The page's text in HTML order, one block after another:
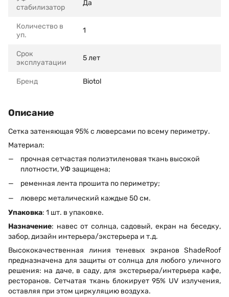
стабилизатор
Да
Количество в
уп.
1
Срок
эксплуатации
5 лет
Бренд Biotol
Описание
Сетка затеняющая 95% с люверсами по всему периметру.
Материал:
прочная сетчастая полиэтиленовая ткань высокой
плотности, УФ защищена;
ременная лента прошита по периметру;
люверс металический каждые 50 см.
Упаковка: 1 шт. в упаковке.
Назначение: навес от солнца, садовый, екран на беседку,
забор, дизайн интерьера/экстерьера и т.д.
Высококачественная линия теневых экранов ShadeRoof
предназначена для защиты от солнца для любого уличного
решения: на даче, в саду, для экстерьера/интерьера кафе,
ресторанов. Сетчатая ткань блокирует 95% UV излучения,
оставляя при этом циркуляцию воздуха.